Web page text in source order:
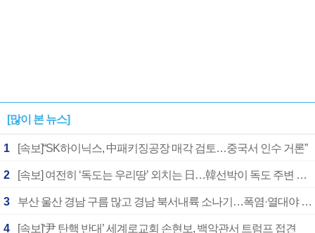
[많이 본 뉴스]
1 [속보]“SK하이닉스, 中패키징공장 매각 검토…중국서 인수 거론”
2 [속보] 여전히 ‘독도는 우리땅’ 외치는 日…韓선박이 독도 주변 해양조사 활동하자 반발
3 부산 울산 경남 구름 많고 경남 북서내륙 소나기…폭염·열대야 계속
4 [속보]‘尹 탄핵 반대’ 세계로교회 손현보, 백악관서 트럼프 접견